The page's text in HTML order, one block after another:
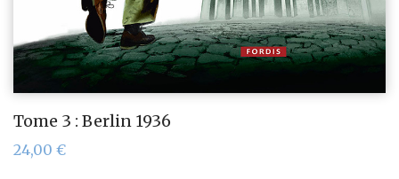
Tome 3 : Berlin 1936
24,00 €